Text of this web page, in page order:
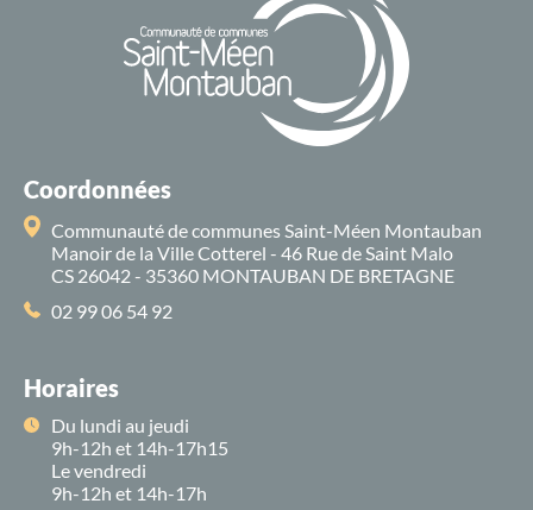
Coordonnées
Communauté de communes Saint-Méen Montauban
Manoir de la Ville Cotterel - 46 Rue de Saint Malo
CS 26042 - 35360 MONTAUBAN DE BRETAGNE
02 99 06 54 92
Horaires
Du lundi au jeudi
9h-12h et 14h-17h15
Le vendredi
9h-12h et 14h-17h